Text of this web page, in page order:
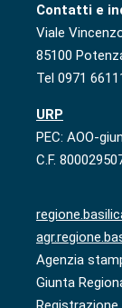
Contatti e
Viale
85100
Tel 0971
URP
PEC: AOO-
C.F.
Agenzia
Giunta